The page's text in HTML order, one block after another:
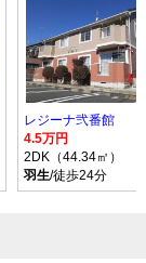
レジーナ弐番館
4.5万円
2DK（44.34㎡）
羽生/徒歩24分